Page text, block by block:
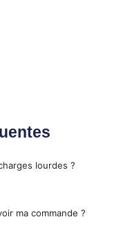
lourdes ?
ma commande ?